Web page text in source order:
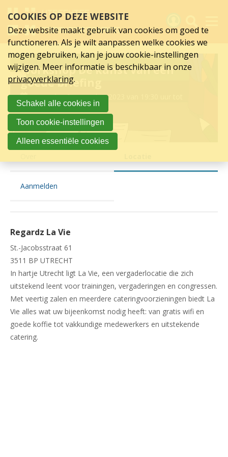
Locatie
van
Workshop
De
kunst
van
een
goede
briefing
links
over
Spring
hoofd
inhoud
Spring
naar
hoofdnavigatie
Workshop De kunst van een
goede briefing
woensdag 8 november 2023 van 19:30 uur tot
22:00 uur
Regardz La Vie
Aanmelden
Regardz La Vie
St.-Jacobsstraat 61
3511 BP UTRECHT
In hartje Utrecht ligt La Vie, een vergaderlocatie die zich
uitstekend leent voor trainingen, vergaderingen en congressen.
Met veertig zalen en meerdere cateringvoorzieningen biedt La
Vie alles wat uw bijeenkomst nodig heeft: van gratis wifi en
goede koffie tot vakkundige medewerkers en uitstekende
catering.
Activiteiten
Nieuws
Verslagen
Sluit je aan
Over UCK
COOKIES OP DEZE WEBSITE
Deze website maakt gebruik van cookies om goed te
functioneren. Als je wilt aanpassen welke cookies we
mogen gebruiken, kan je jouw cookie-instellingen
wijzigen. Meer informatie is beschikbaar in onze
privacyverklaring.
Schakel alle cookies in
Toon cookie-instellingen
Alleen essentiële cookies